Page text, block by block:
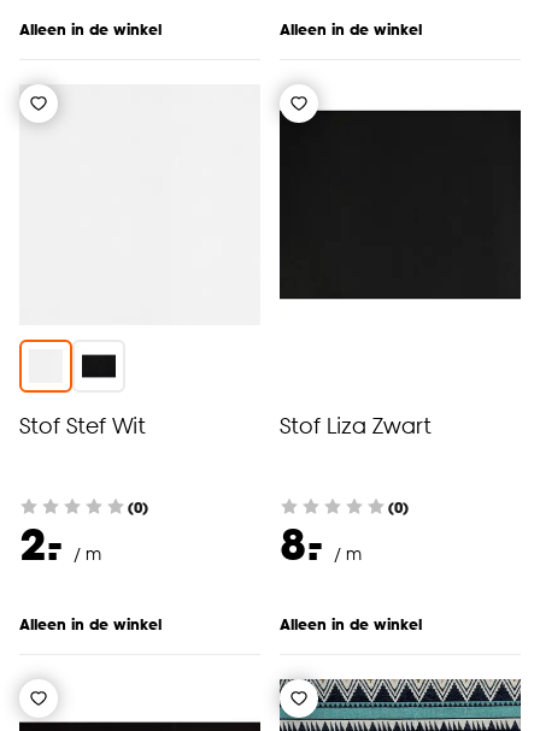
Alleen in de winkel Alleen in de winkel
Stof Stef Wit
(0)
2.
- / m
Alleen in de winkel
Stof Liza Zwart
(0)
8.
- / m
Alleen in de winkel